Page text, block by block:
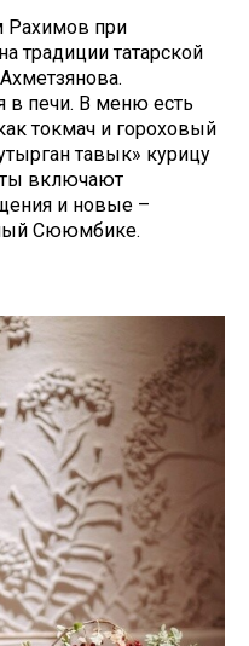
Рахимов при
традиции татарской
в печи. В меню есть
токмач и гороховый
тавык» курицу
включают
и новые –
Сююмбике.